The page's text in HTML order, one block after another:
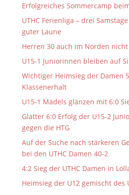
Erfolgreiches Sommercamp
UTHC Ferienliga – drei
guter Laune
Herren 30 auch im Norden
U15-1 Juniorinnen bleiben auf
Wichtiger Heimsieg der Damen
Klassenerhalt
U15-1 Mädels glänzen mit 6:0
Glatter 6:0 Erfolg der U15-2
gegen die HTG
Auf der Suche nach stärkeren
bei den UTHC Damen 40-2
4:2 Sieg der UTHC Damen in
Heimsieg der U12 gemischt des